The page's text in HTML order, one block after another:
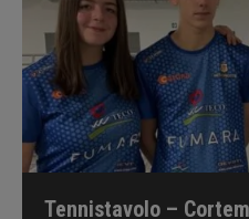
Tennistavolo –